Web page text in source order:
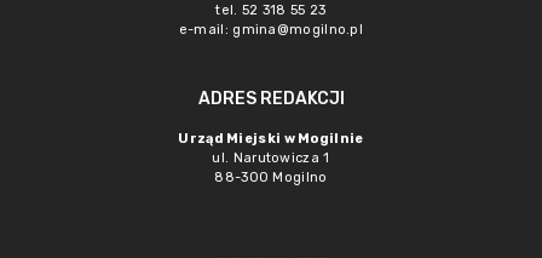
tel. 52 318 55 23
e-mail: gmina@mogilno.pl
ADRES REDAKCJI
Urząd Miejski w Mogilnie
ul. Narutowicza 1
88-300 Mogilno